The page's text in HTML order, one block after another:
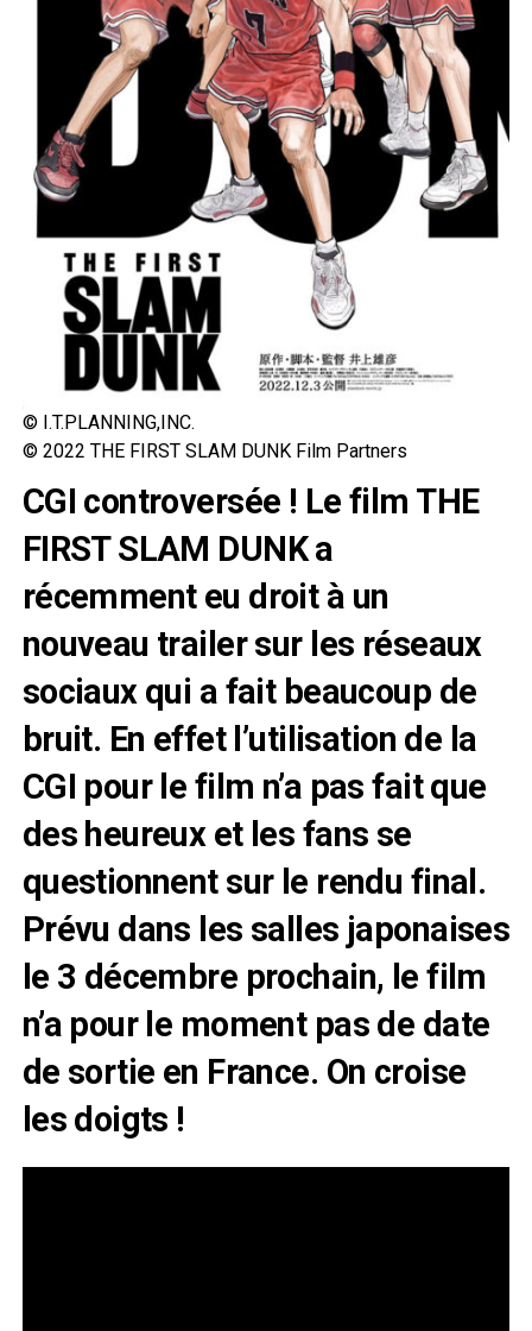
© I.T.PLANNING,INC.
© 2022 THE FIRST SLAM DUNK Film Partners
CGI controversée ! Le film THE
FIRST SLAM DUNK a
récemment eu droit à un
nouveau trailer sur les réseaux
sociaux qui a fait beaucoup de
bruit. En effet l’utilisation de la
CGI pour le film n’a pas fait que
des heureux et les fans se
questionnent sur le rendu final.
Prévu dans les salles japonaises
le 3 décembre prochain, le film
n’a pour le moment pas de date
de sortie en France. On croise
les doigts !